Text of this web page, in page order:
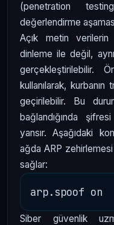
(penetration
değerlendirme
Açık metin
dinleme ile değil,
gerçekleştirilebilir.
kullanılarak,
geçirilebilir. Bu
bağlandığında
yansır. Aşağıdaki
ağda ARP
sağlar:
Siber güvenlik